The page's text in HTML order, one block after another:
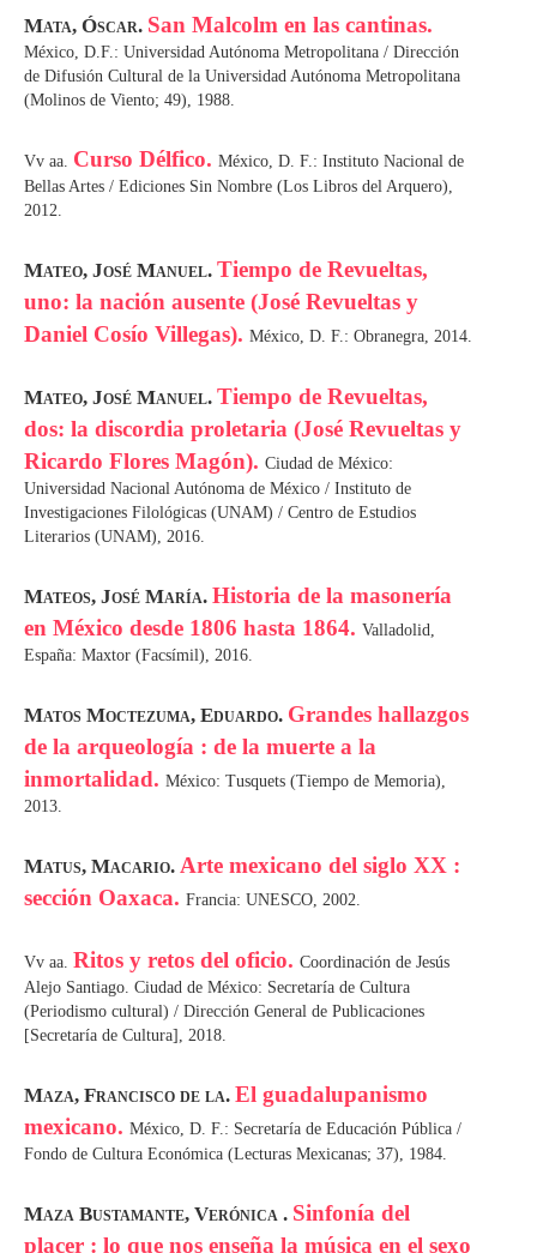
Mata, Óscar. San Malcolm en las cantinas.
México, D.F.: Universidad Autónoma Metropolitana / Dirección
de Difusión Cultural de la Universidad Autónoma Metropolitana
(Molinos de Viento; 49), 1988.
Vv aa. Curso Délfico. México, D. F.: Instituto Nacional de
Bellas Artes / Ediciones Sin Nombre (Los Libros del Arquero),
2012.
Mateo, José Manuel. Tiempo de Revueltas,
uno: la nación ausente (José Revueltas y
Daniel Cosío Villegas). México, D. F.: Obranegra, 2014.
Mateo, José Manuel. Tiempo de Revueltas,
dos: la discordia proletaria (José Revueltas y
Ricardo Flores Magón). Ciudad de México:
Universidad Nacional Autónoma de México / Instituto de
Investigaciones Filológicas (UNAM) / Centro de Estudios
Literarios (UNAM), 2016.
Mateos, José María. Historia de la masonería
en México desde 1806 hasta 1864. Valladolid,
España: Maxtor (Facsímil), 2016.
Matos Moctezuma, Eduardo. Grandes hallazgos
de la arqueología : de la muerte a la
inmortalidad. México: Tusquets (Tiempo de Memoria),
2013.
Matus, Macario. Arte mexicano del siglo XX :
sección Oaxaca. Francia: UNESCO, 2002.
Vv aa. Ritos y retos del oficio. Coordinación de Jesús
Alejo Santiago. Ciudad de México: Secretaría de Cultura
(Periodismo cultural) / Dirección General de Publicaciones
[Secretaría de Cultura], 2018.
Maza, Francisco de la. El guadalupanismo
mexicano. México, D. F.: Secretaría de Educación Pública /
Fondo de Cultura Económica (Lecturas Mexicanas; 37), 1984.
Maza Bustamante, Verónica . Sinfonía del
placer : lo que nos enseña la música en el sexo